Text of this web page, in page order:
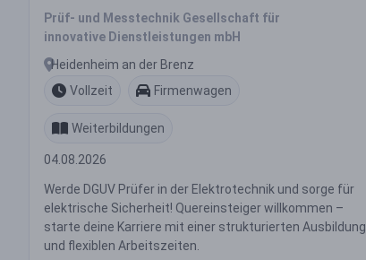
Prüf- und Messtechnik Gesellschaft für
innovative Dienstleistungen mbH
Heidenheim an der Brenz
Vollzeit
Firmenwagen
Weiterbildungen
04.08.2026
Werde DGUV Prüfer in der Elektrotechnik und sorge für
elektrische Sicherheit! Quereinsteiger willkommen –
starte deine Karriere mit einer strukturierten Ausbildung
und flexiblen Arbeitszeiten.